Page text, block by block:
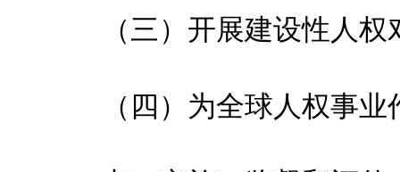
（三）开展建设性人权
（四）为全球人权事业